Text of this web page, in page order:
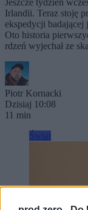
Jeszcze tydzień
Irlandii. Teraz stoję
ekspedycji badającej
Oto historia
rdzeń wyjechał ze
Piotr Kornacki
Dzisiaj 10:08
11 min